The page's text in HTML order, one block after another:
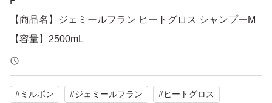
【商品名】ジェミールフラン ヒートグロス シャンプーM
【容量】2500mL
【商品名】ジェミールフラン ヒートグロス ヘアトリート
メントM
#ミルボン #ジェミールフラン #ヒートグロス